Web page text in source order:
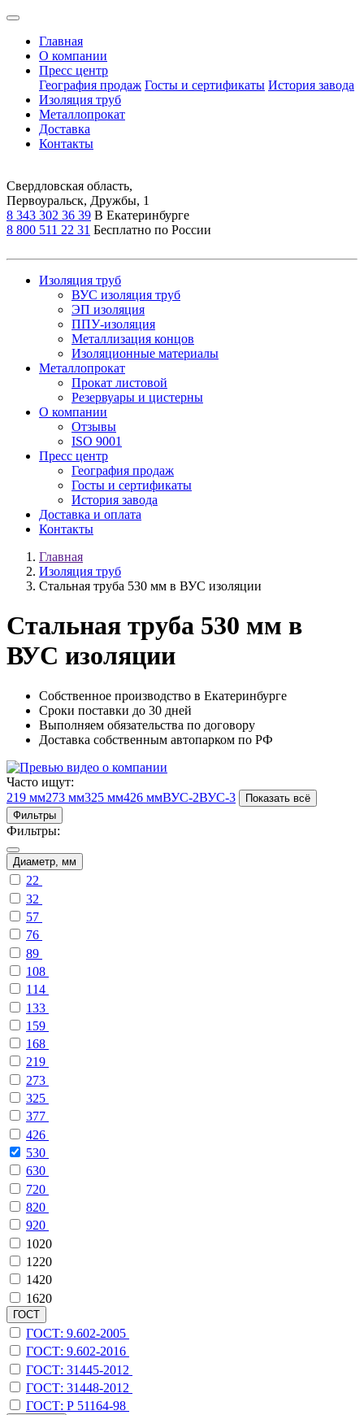
Главная
О компании
Пресс центр
География продаж Госты и сертификаты История завода
Изоляция труб
Металлопрокат
Доставка
Контакты
Свердловская область,
Первоуральск, Дружбы, 1
8 343 302 36 39 В Екатеринбурге
8 800 511 22 31 Бесплатно по России
Изоляция труб
ВУС изоляция труб
ЭП изоляция
ППУ-изоляция
Металлизация концов
Изоляционные материалы
Металлопрокат
Прокат листовой
Резервуары и цистерны
О компании
Отзывы
ISO 9001
Пресс центр
География продаж
Госты и сертификаты
История завода
Доставка и оплата
Контакты
Главная
Изоляция труб
Стальная труба 530 мм в ВУС изоляции
Стальная труба 530 мм в
ВУС изоляции
Собственное производство в Екатеринбурге
Сроки поставки до 30 дней
Выполняем обязательства по договору
Доставка собственным автопарком по РФ
Часто ищут:
219 мм273 мм325 мм426 ммВУС-2ВУС-3
Показать всё
Фильтры
Фильтры:
Диаметр, мм
22
32
57
76
89
108
114
133
159
168
219
273
325
377
426
530
630
720
820
920
1020
1220
1420
1620
ГОСТ
ГОСТ: 9.602-2005
ГОСТ: 9.602-2016
ГОСТ: 31445-2012
ГОСТ: 31448-2012
ГОСТ: Р 51164-98